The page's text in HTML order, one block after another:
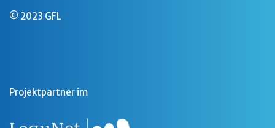
© 2023 GFL
Projektpartner im